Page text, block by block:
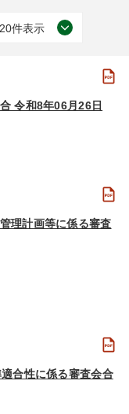
20件表示
令和8年06月26日
理計画等に係る審査
合性に係る審査会合